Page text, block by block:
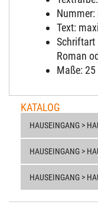
Text:
Roman
Maße:
KATALOG
HAUSEINGANG >
HAUSEINGANG >
HAUSEINGANG >